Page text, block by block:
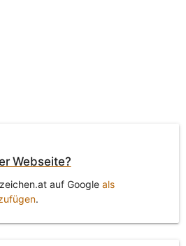
Webseite?
auf Google als
.